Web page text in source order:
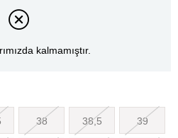
kalmamıştır.
38 38,5 39